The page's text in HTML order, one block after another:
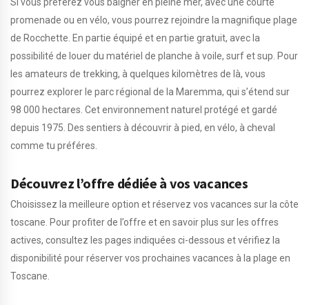
promenade ou en vélo, vous pourrez rejoindre la magnifique plage
de Rocchette. En partie équipé et en partie gratuit, avec la
possibilité de louer du matériel de planche à voile, surf et sup. Pour
les amateurs de trekking, à quelques kilomètres de là, vous
pourrez explorer le parc régional de la Maremma, qui s’étend sur
98 000 hectares. Cet environnement naturel protégé et gardé
depuis 1975. Des sentiers à découvrir à pied, en vélo, à cheval
comme tu préféres.
Découvrez l’offre dédiée à vos vacances
Choisissez la meilleure option et réservez vos vacances sur la côte
toscane. Pour profiter de l’offre et en savoir plus sur les offres
actives, consultez les pages indiquées ci-dessous et vérifiez la
disponibilité pour réserver vos prochaines vacances à la plage en
Toscane.